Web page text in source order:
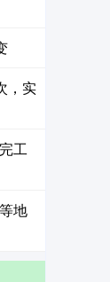
，实
工
地